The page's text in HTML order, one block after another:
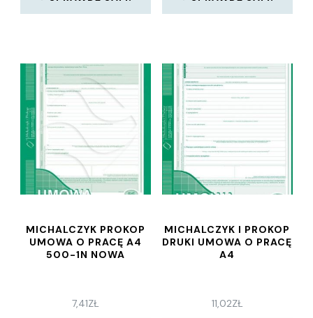
MICHALCZYK PROKOP
UMOWA O PRACĘ A4
500-1N NOWA
7,41ZŁ
MICHALCZYK I PROKOP
DRUKI UMOWA O PRACĘ
A4
11,02ZŁ